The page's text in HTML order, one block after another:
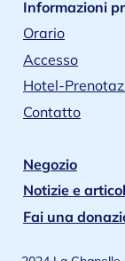
Informazioni
Orario
Accesso
Hotel-
Contatto
Negozio
Notizie e
Fai una